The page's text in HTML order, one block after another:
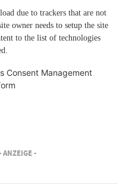
due to trackers that are not
owner needs to setup the site
to the list of technologies
Consent Management
ANZEIGE -